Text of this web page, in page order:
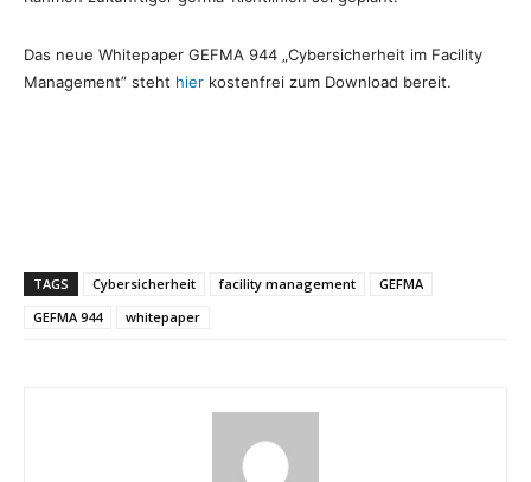
Das neue Whitepaper GEFMA 944 „Cybersicherheit im Facility
Management” steht hier kostenfrei zum Download bereit.
TAGS Cybersicherheit facility management
GEFMA
GEFMA 944
whitepaper